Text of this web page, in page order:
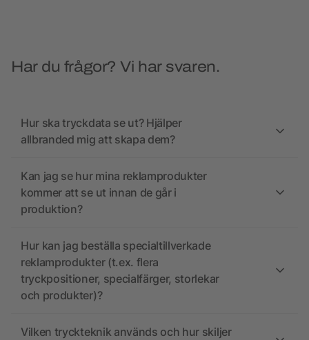
Har du frågor? Vi har svaren.
Hur ska tryckdata se ut? Hjälper
allbranded mig att skapa dem?
Kan jag se hur mina reklamprodukter
kommer att se ut innan de går i
produktion?
Hur kan jag beställa specialtillverkade
reklamprodukter (t.ex. flera
tryckpositioner, specialfärger, storlekar
och produkter)?
Vilken tryckteknik används och hur skiljer